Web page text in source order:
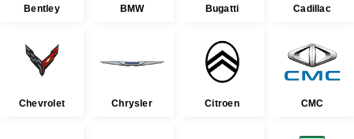
Bentley BMW Bugatti Cadillac
Chevrolet Chrysler Citroen CMC